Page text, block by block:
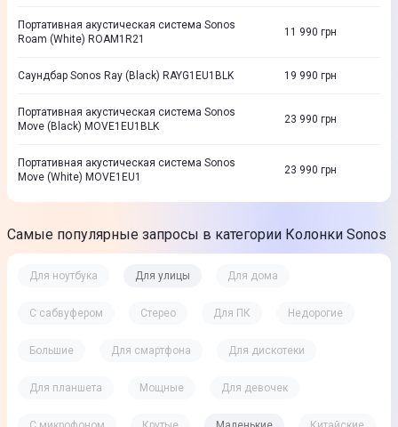
Портативная акустическая система Sonos
Roam (White) ROAM1R21
11 990 грн
Саундбар Sonos Ray (Black) RAYG1EU1BLK 19 990 грн
Портативная акустическая система Sonos
Move (Black) MOVE1EU1BLK
23 990 грн
Портативная акустическая система Sonos
Move (White) MOVE1EU1
23 990 грн
Самые популярные запросы в категории Колонки Sonos
Для ноутбука Для улицы Для дома
С сабвуфером Стерео Для ПК Недорогие
Большие Для смартфона Для дискотеки
Для планшета Мощные Для девочек